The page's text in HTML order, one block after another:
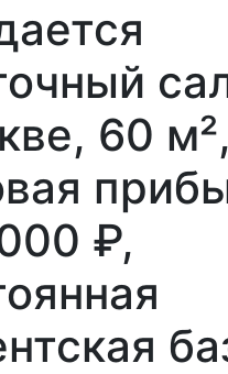
60 м²,
₽,